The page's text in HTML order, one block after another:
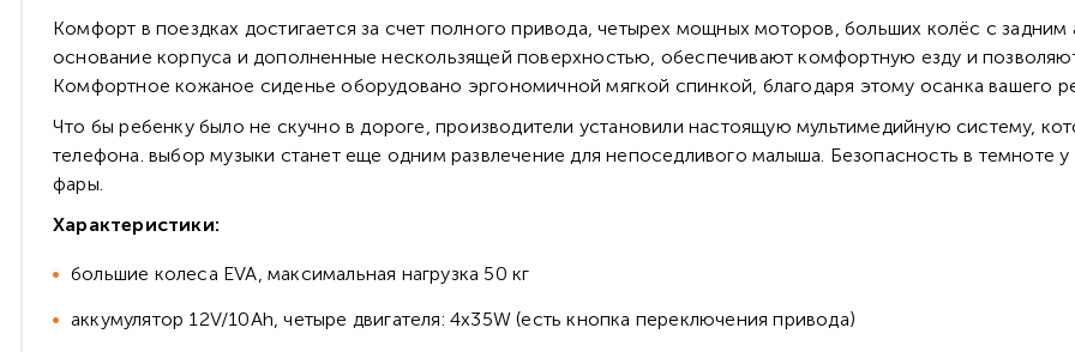
Комфорт в поездках достигается за счет полного привода, четырех мощных моторов, больших колёс с
основание корпуса и дополненные нескользящей поверхностью, обеспечивают комфортную езду и
Комфортное кожаное сиденье оборудовано эргономичной мягкой спинкой, благодаря этому осанка вашего
Что бы ребенку было не скучно в дороге, производители установили настоящую мультимедийную систему,
телефона. выбор музыки станет еще одним развлечение для непоседливого малыша. Безопасность в темноте
фары.
Характеристики:
большие колеса EVA, максимальная нагрузка 50 кг
аккумулятор 12V/10Ah, четыре двигателя: 4x35W (есть кнопка переключения привода)